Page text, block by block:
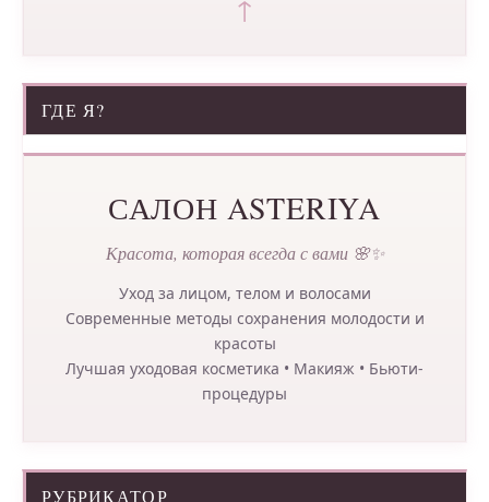
↑
ГДЕ Я?
САЛОН ASTERIYA
Красота, которая всегда с вами 🌸✨
Уход за лицом, телом и волосами
Современные методы сохранения молодости и
красоты
Лучшая уходовая косметика • Макияж • Бьюти-
процедуры
РУБРИКАТОР